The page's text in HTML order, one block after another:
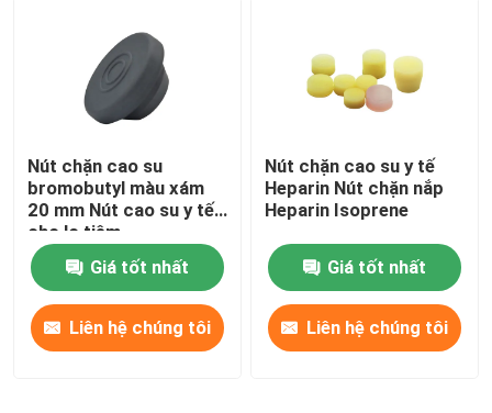
Nút chặn cao su
bromobutyl màu xám
20 mm Nút cao su y tế
cho lọ tiêm
Giá tốt nhất
Liên hệ chúng tôi
Nút chặn cao su y tế
Heparin Nút chặn nắp
Heparin Isoprene
Giá tốt nhất
Liên hệ chúng tôi